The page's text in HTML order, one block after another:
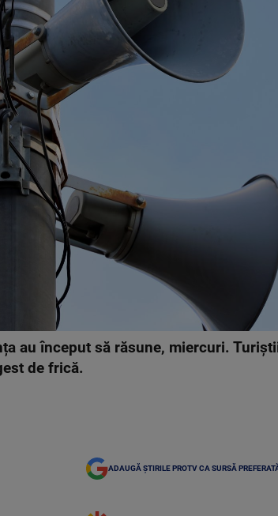
au început să răsune, miercuri.
de frică.
ADAUGĂ ȘTIRILE PROTV CA SURSĂ